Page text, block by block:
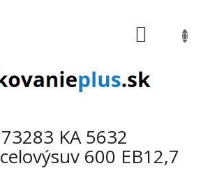
KA 5632
600 EB12,7